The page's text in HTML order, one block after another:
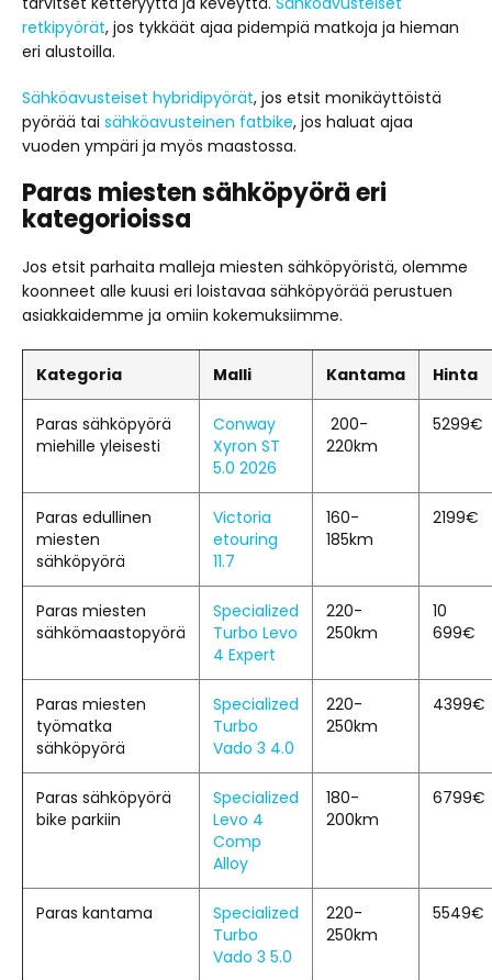
retkipyörät, jos tykkäät ajaa pidempiä matkoja ja hieman
eri alustoilla.
Sähköavusteiset hybridipyörät, jos etsit monikäyttöistä
pyörää tai sähköavusteinen fatbike, jos haluat ajaa
vuoden ympäri ja myös maastossa.
Paras miesten sähköpyörä eri
kategorioissa
Jos etsit parhaita malleja miesten sähköpyöristä, olemme
koonneet alle kuusi eri loistavaa sähköpyörää perustuen
asiakkaidemme ja omiin kokemuksiimme.
Kategoria Malli Kantama Hinta
Paras sähköpyörä
miehille yleisesti
Conway
Xyron ST
5.0 2026
200-
220km
5299€
Paras edullinen
miesten
sähköpyörä
Victoria
etouring
11.7
160-
185km
2199€
Paras miesten
sähkömaastopyörä
Specialized
Turbo Levo
4 Expert
220-
250km
10
699€
Paras miesten
työmatka
sähköpyörä
Specialized
Turbo
Vado 3 4.0
220-
250km
4399€
Paras sähköpyörä
bike parkiin
Specialized
Levo 4
Comp
Alloy
180-
200km
6799€
Paras kantama
Specialized
Turbo
Vado 3 5.0
220-
250km
5549€